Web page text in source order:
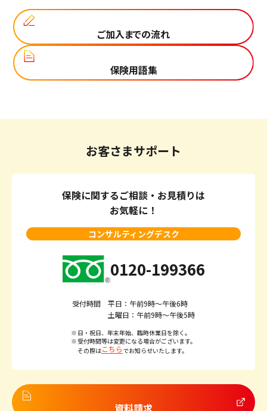
ご加入までの流れ
保険用語集
お客さまサポート
保険に関するご相談・お見積りは
お気軽に！
コンサルティングデスク
0120-199366
受付時間
平日：午前9時～午後6時
土曜日：午前9時～午後5時
日・祝日、年末年始、臨時休業日を除く。
受付時間等は変更になる場合がございます。
その際はこちら でお知らせいたします。